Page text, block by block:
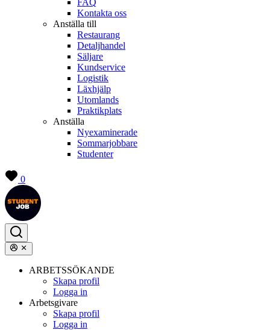
FAQ
Kontakta oss
Anställa till
Restaurang
Detaljhandel
Säljare
Kundservice
Logistik
Läxhjälp
Utomlands
Praktikplats
Anställa
Nyexaminerade
Sommarjobbare
Studenter
0
ARBETSSÖKANDE
Skapa profil
Logga in
Arbetsgivare
Skapa profil
Logga in